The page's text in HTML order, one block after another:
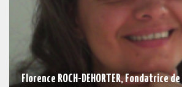
Florence ROCH-DEHORTER, Fondatrice